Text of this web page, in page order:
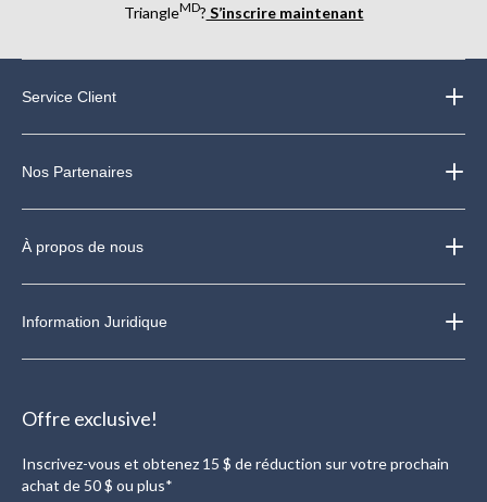
TriangleMD? S’inscrire maintenant
Service Client
Nos Partenaires
À propos de nous
Information Juridique
Offre exclusive!
Inscrivez-vous et obtenez 15 $ de réduction sur votre prochain
achat de 50 $ ou plus*